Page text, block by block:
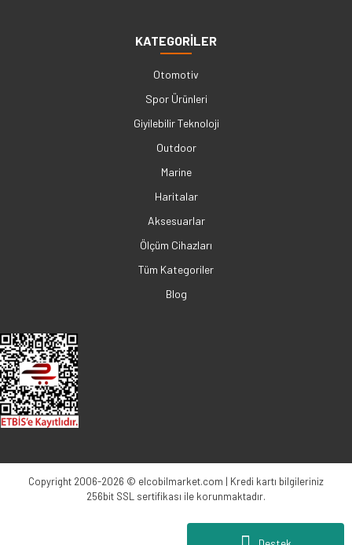
KATEGORİLER
Otomotiv
Spor Ürünleri
Giyilebilir Teknoloji
Outdoor
Marine
Haritalar
Aksesuarlar
Ölçüm Cihazları
Tüm Kategoriler
Blog
Copyright 2006-2026 © elcobilmarket.com | Kredi kartı bilgileriniz
256bit SSL sertifikası ile korunmaktadır.